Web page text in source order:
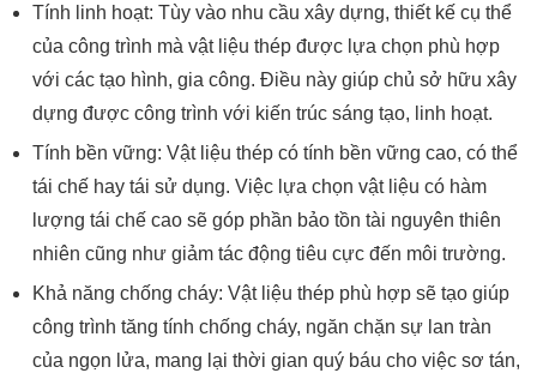
Tính linh hoạt: Tùy vào nhu cầu xây dựng, thiết kế cụ thể
của công trình mà vật liệu thép được lựa chọn phù hợp
với các tạo hình, gia công. Điều này giúp chủ sở hữu xây
dựng được công trình với kiến trúc sáng tạo, linh hoạt.
Tính bền vững: Vật liệu thép có tính bền vững cao, có thể
tái chế hay tái sử dụng. Việc lựa chọn vật liệu có hàm
lượng tái chế cao sẽ góp phần bảo tồn tài nguyên thiên
nhiên cũng như giảm tác động tiêu cực đến môi trường.
Khả năng chống cháy: Vật liệu thép phù hợp sẽ tạo giúp
công trình tăng tính chống cháy, ngăn chặn sự lan tràn
của ngọn lửa, mang lại thời gian quý báu cho việc sơ tán,